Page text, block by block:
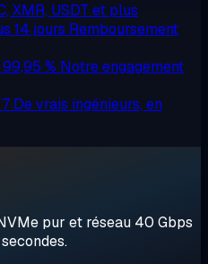
XMR, USDT et plus
14 jours Remboursement
% Notre engagement
De vrais ingénieurs, en
pur et réseau 40 Gbps